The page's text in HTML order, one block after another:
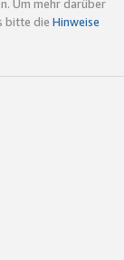
Um mehr darüber
bitte die Hinweise